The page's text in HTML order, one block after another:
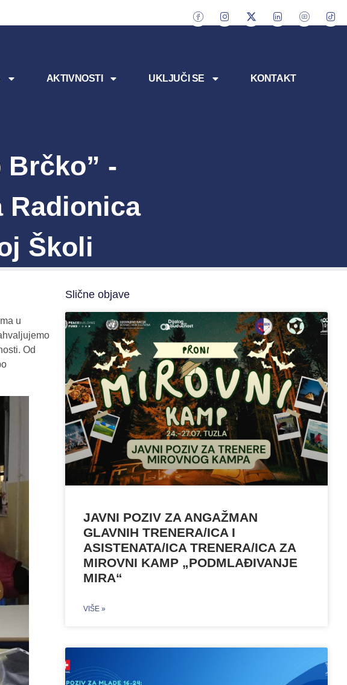
AKTIVNOSTI UKLJUČI SE KONTAKT
Brčko” -
Radionica
Školi
u
Od
Slične objave
JAVNI POZIV ZA ANGAŽMAN
GLAVNIH TRENERA/ICA I
ASISTENATA/ICA TRENERA/ICA ZA
MIROVNI KAMP „PODMLAĐIVANJE
MIRA“
VIŠE »